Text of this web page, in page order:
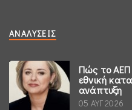
ΑΝΑΛΎΣΕΙΣ
Πώς το ΑΕΠ
εθνική
ανάπτυξη
05 ΑΥΓ 2026